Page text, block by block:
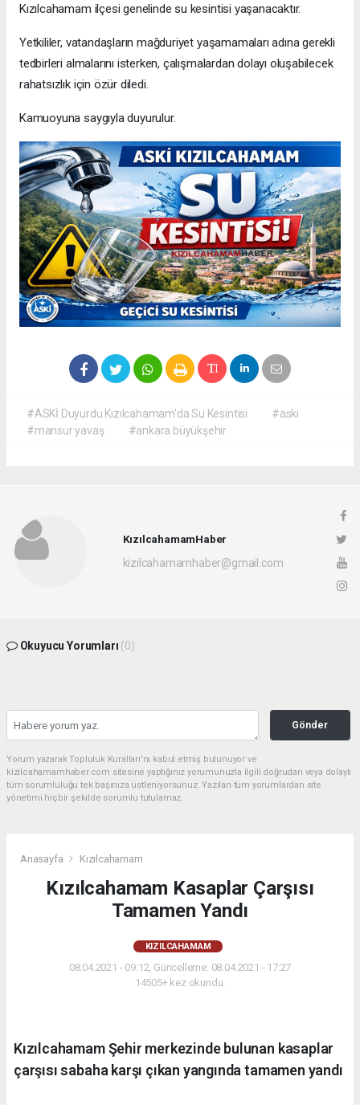
Kızılcahamam ilçesi genelinde su kesintisi yaşanacaktır.
Yetkililer, vatandaşların mağduriyet yaşamamaları adına gerekli
tedbirleri almalarını isterken, çalışmalardan dolayı oluşabilecek
rahatsızlık için özür diledi.
Kamuoyuna saygıyla duyurulur.
#ASKİ Duyurdu Kızılcahamam'da Su Kesintisi
#aski
#mansur yavaş
#ankara büyükşehir
KızılcahamamHaber
kizilcahamamhaber@gmail.com
Okuyucu Yorumları (0)
Gönder
Yorum yazarak Topluluk Kuralları’nı kabul etmiş bulunuyor ve
kizilcahamamhaber.com sitesine yaptığınız yorumunuzla ilgili doğrudan veya dolaylı
tüm sorumluluğu tek başınıza üstleniyorsunuz. Yazılan tüm yorumlardan site
yönetimi hiçbir şekilde sorumlu tutulamaz.
Anasayfa Kızılcahamam
Kızılcahamam Kasaplar Çarşısı
Tamamen Yandı
KIZILCAHAMAM
08.04.2021 - 09:12, Güncelleme: 08.04.2021 - 17:27
14505+ kez okundu.
Kızılcahamam Şehir merkezinde bulunan kasaplar
çarşısı sabaha karşı çıkan yangında tamamen yandı